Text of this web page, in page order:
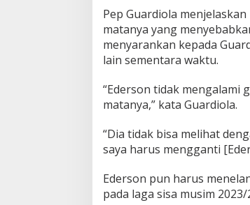
Pep Guardiola
matanya yang
menyarankan kepada
lain sementara waktu.
“Ederson tidak mengalami
matanya,” kata Guardiola.
“Dia tidak bisa melihat
saya harus mengganti
Ederson pun harus
pada laga sisa musim 2023/